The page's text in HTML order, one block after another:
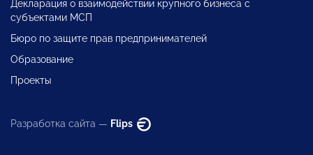
Декларация о взаимодействии крупного бизнеса с
субъектами МСП
Бюро по защите прав предпринимателей
Образование
Проекты
Разработка сайта — Flips